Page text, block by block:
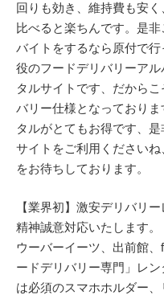
回りも効き、維持費も安
比べると楽ちんです。是
バイトをするなら原付で
役のフードデリバリーア
タルサイトです、だから
バリー仕様となっており
タルがとてもお得です、
サイトをご利用ください
をお待ちしております。
【業界初】激安デリバリ
精神誠意対応いたします
ウーバーイーツ、出前館
ードデリバリー専門」レ
は必須のスマホホルダー